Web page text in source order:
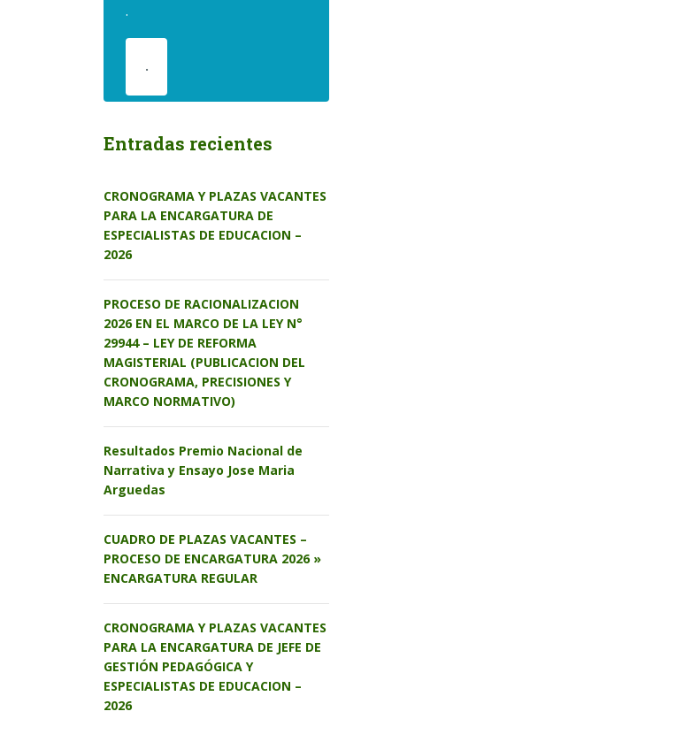
.
.
Entradas recientes
CRONOGRAMA Y PLAZAS VACANTES
PARA LA ENCARGATURA DE
ESPECIALISTAS DE EDUCACION –
2026
PROCESO DE RACIONALIZACION
2026 EN EL MARCO DE LA LEY N°
29944 – LEY DE REFORMA
MAGISTERIAL (PUBLICACION DEL
CRONOGRAMA, PRECISIONES Y
MARCO NORMATIVO)
Resultados Premio Nacional de
Narrativa y Ensayo Jose Maria
Arguedas
CUADRO DE PLAZAS VACANTES –
PROCESO DE ENCARGATURA 2026 »
ENCARGATURA REGULAR
CRONOGRAMA Y PLAZAS VACANTES
PARA LA ENCARGATURA DE JEFE DE
GESTIÓN PEDAGÓGICA Y
ESPECIALISTAS DE EDUCACION –
2026